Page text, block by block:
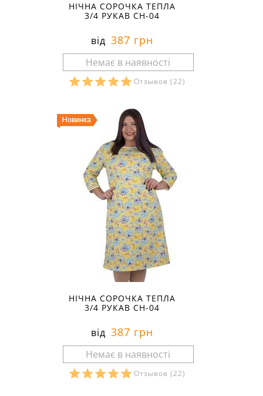
НІЧНА СОРОЧКА ТЕПЛА
3/4 РУКАВ СН-04
від 387 грн
Отзывов (22)
НІЧНА СОРОЧКА ТЕПЛА
3/4 РУКАВ СН-04
від 387 грн
Отзывов (22)